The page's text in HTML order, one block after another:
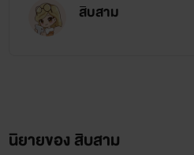
สิบสาม
นิยายของ สิบสาม